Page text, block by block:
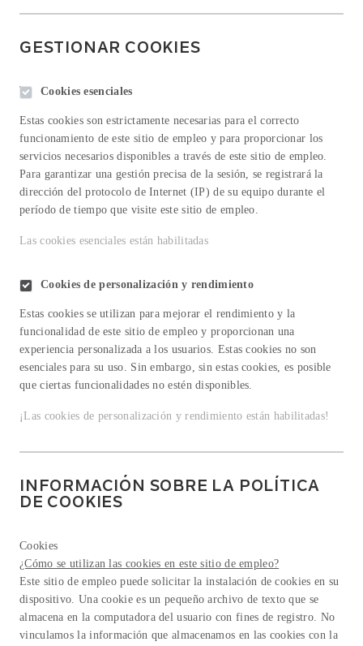
GESTIONAR COOKIES
Cookies esenciales
Estas cookies son estrictamente necesarias para el correcto
funcionamiento de este sitio de empleo y para proporcionar los
servicios necesarios disponibles a través de este sitio de empleo.
Para garantizar una gestión precisa de la sesión, se registrará la
dirección del protocolo de Internet (IP) de su equipo durante el
período de tiempo que visite este sitio de empleo.
Las cookies esenciales están habilitadas
Cookies de personalización y rendimiento
Estas cookies se utilizan para mejorar el rendimiento y la
funcionalidad de este sitio de empleo y proporcionan una
experiencia personalizada a los usuarios. Estas cookies no son
esenciales para su uso. Sin embargo, sin estas cookies, es posible
que ciertas funcionalidades no estén disponibles.
¡Las cookies de personalización y rendimiento están habilitadas!
INFORMACIÓN SOBRE LA POLÍTICA
DE COOKIES
Cookies
¿Cómo se utilizan las cookies en este sitio de empleo?
Este sitio de empleo puede solicitar la instalación de cookies en su
dispositivo. Una cookie es un pequeño archivo de texto que se
almacena en la computadora del usuario con fines de registro. No
vinculamos la información que almacenamos en las cookies con la